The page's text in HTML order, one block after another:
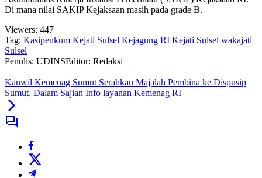
Di mana nilai SAKIP Kejaksaan masih pada grade B.
Viewers: 447
Tag: Kasipenkum Kejati Sulsel Kejagung RI Kejati Sulsel wakajati
Sulsel
Penulis: UDINSEditor: Redaksi
Kanwil Kemenag Sumut Serahkan Majalah Pembina ke Dispusip
Sumut, Dalam Sajian Info layanan Kemenag RI